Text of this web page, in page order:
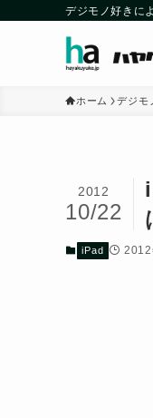
デジモノ好きに
ホーム デジモ
2012
10/22
iPad 2012